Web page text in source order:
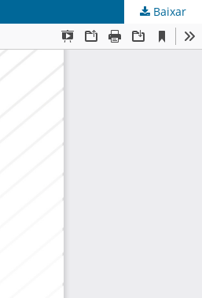
Baixar